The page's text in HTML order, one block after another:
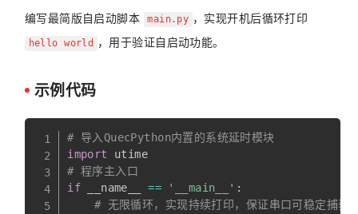
编写最简版自启动脚本 main.py ，实现开机后循环打印
hello world ，用于验证自启动功能。
示例代码
# 导入QuecPython内置的系统延时模块
import
# 程序主入口
if __name__ == '__main__' :
# 无限循环，实现持续打印，保证串口可稳定捕获